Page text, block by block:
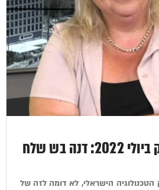
מצב הגיוס בהייטק ביולי 2022: דנה בש שלח
הטכנולוגיה הישראלי, לא דומה לזה של